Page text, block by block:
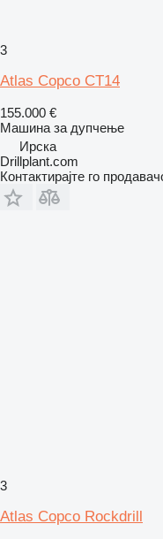
3
Atlas Copco CT14
155.000 €
Машина за дупчење
Ирска
Drillplant.com
Контактирајте го
3
Atlas Copco Rockdrill